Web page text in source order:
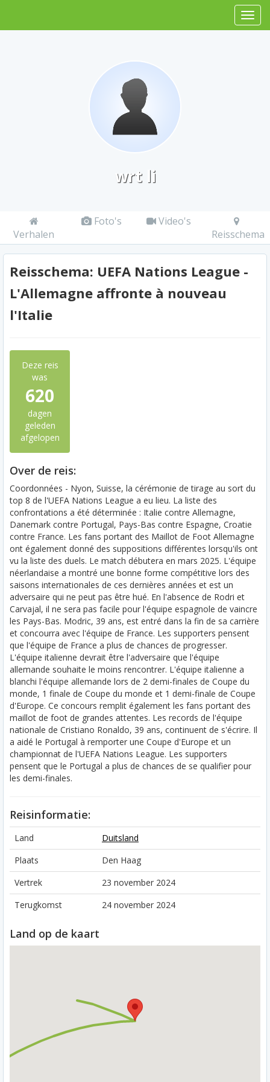
wrt li
Verhalen
Foto's
Video's
Reisschema
Reisschema: UEFA Nations League -
L'Allemagne affronte à nouveau
l'Italie
Deze reis
was
620
dagen
geleden
afgelopen
Over de reis:
Coordonnées - Nyon, Suisse, la cérémonie de tirage au sort du
top 8 de l'UEFA Nations League a eu lieu. La liste des
confrontations a été déterminée : Italie contre Allemagne,
Danemark contre Portugal, Pays-Bas contre Espagne, Croatie
contre France. Les fans portant des Maillot de Foot Allemagne
ont également donné des suppositions différentes lorsqu'ils ont
vu la liste des duels. Le match débutera en mars 2025. L'équipe
néerlandaise a montré une bonne forme compétitive lors des
saisons internationales de ces dernières années et est un
adversaire qui ne peut pas être hué. En l'absence de Rodri et
Carvajal, il ne sera pas facile pour l'équipe espagnole de vaincre
les Pays-Bas. Modric, 39 ans, est entré dans la fin de sa carrière
et concourra avec l'équipe de France. Les supporters pensent
que l'équipe de France a plus de chances de progresser.
L'équipe italienne devrait être l'adversaire que l'équipe
allemande souhaite le moins rencontrer. L'équipe italienne a
blanchi l'équipe allemande lors de 2 demi-finales de Coupe du
monde, 1 finale de Coupe du monde et 1 demi-finale de Coupe
d'Europe. Ce concours remplit également les fans portant des
maillot de foot de grandes attentes. Les records de l'équipe
nationale de Cristiano Ronaldo, 39 ans, continuent de s'écrire. Il
a aidé le Portugal à remporter une Coupe d'Europe et un
championnat de l'UEFA Nations League. Les supporters
pensent que le Portugal a plus de chances de se qualifier pour
les demi-finales.
Reisinformatie:
Land
Duitsland
Plaats
Den Haag
Vertrek
23 november 2024
Terugkomst
24 november 2024
Land op de kaart